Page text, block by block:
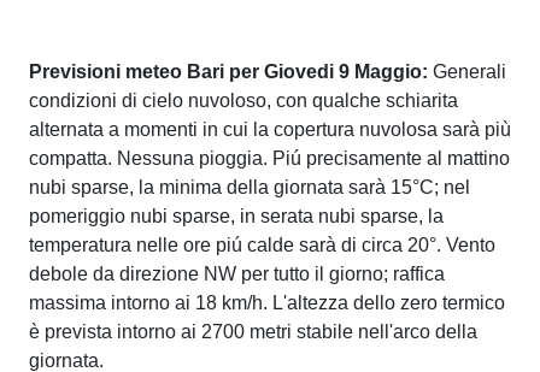
Previsioni meteo Bari per Giovedi 9 Maggio: Generali
condizioni di cielo nuvoloso, con qualche schiarita
alternata a momenti in cui la copertura nuvolosa sarà più
compatta. Nessuna pioggia. Piú precisamente al mattino
nubi sparse, la minima della giornata sarà 15°C; nel
pomeriggio nubi sparse, in serata nubi sparse, la
temperatura nelle ore piú calde sarà di circa 20°. Vento
debole da direzione NW per tutto il giorno; raffica
massima intorno ai 18 km/h. L'altezza dello zero termico
è prevista intorno ai 2700 metri stabile nell'arco della
giornata.